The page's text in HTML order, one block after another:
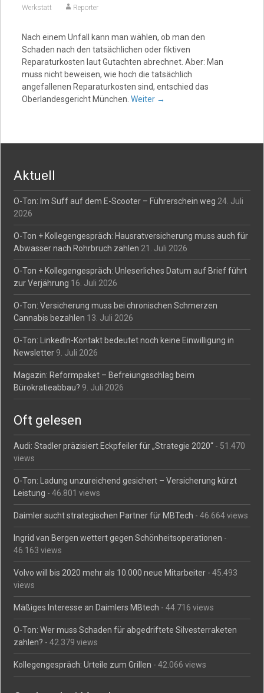
Werkstatt Reporter
Nach einem Unfall kann man wählen, ob man den
Schaden nach den tatsächlichen oder fiktiven
Reparaturkosten laut Gutachten abrechnet. Aber: Man
muss nicht beweisen, wie hoch die tatsächlich
angefallenen Reparaturkosten sind, entschied das
Oberlandesgericht München. Weiter →
Aktuell
O-Ton: Im Suff auf dem E-Scooter – Führerschein weg 24. Juli
2026
O-Ton + Kollegengespräch: Hausratversicherung muss auch für
Abwasser nach Rohrbruch zahlen 21. Juli 2026
O-Ton + Kollegengespräch: Unleserliches Datum auf Brief führt
zur Verjährung 16. Juli 2026
O-Ton: Versicherung muss bei chronischen Schmerzen
Cannabis bezahlen 13. Juli 2026
O-Ton: LinkedIn-Kontakt bedeutet noch keine Einwilligung in
Newsletter 9. Juli 2026
Magazin: Reformpaket – Befreiungsschlag beim
Bürokratieabbau? 9. Juli 2026
Oft gelesen
Audi: Stadler präzisiert Eckpfeiler für „Strategie 2020“ - 51.470
views
O-Ton: Ladung unzureichend gesichert – Versicherung kürzt
Leistung - 46.801 views
Daimler sucht strategischen Partner für MBTech - 46.664 views
Ingrid van Bergen wettert gegen Schönheitsoperationen -
46.163 views
Volvo will bis 2020 mehr als 10.000 neue Mitarbeiter - 45.493
views
Mäßiges Interesse an Daimlers MBtech - 44.716 views
O-Ton: Wer muss Schaden für abgedriftete Silvesterraketen
zahlen? - 42.379 views
Kollegengespräch: Urteile zum Grillen - 42.066 views